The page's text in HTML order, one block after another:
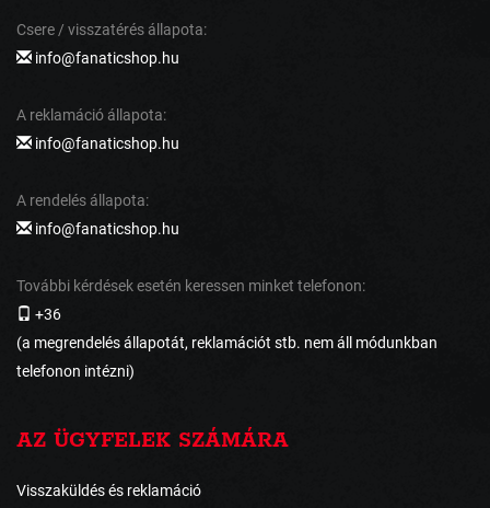
Csere / visszatérés állapota:
info@fanaticshop.hu
A reklamáció állapota:
info@fanaticshop.hu
A rendelés állapota:
info@fanaticshop.hu
További kérdések esetén keressen minket telefonon:
+36
(a megrendelés állapotát, reklamációt stb. nem áll módunkban
telefonon intézni)
AZ ÜGYFELEK SZÁMÁRA
Visszaküldés és reklamáció